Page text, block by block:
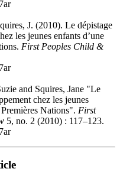
J. (2010). Le dépistage
les jeunes enfants d’une
First Peoples Child &
and Squires, Jane "Le
chez les jeunes
Nations". First
5, no. 2 (2010) : 117–123.